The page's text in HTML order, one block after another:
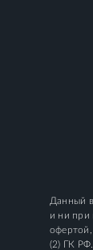
Данный
и ни при
(2) ГК РФ.